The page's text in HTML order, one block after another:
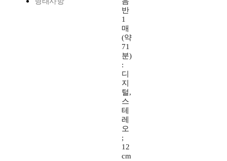
반
1
매
(약
71
분)
:
디
지
털,
스
테
레
오
;
12
cm